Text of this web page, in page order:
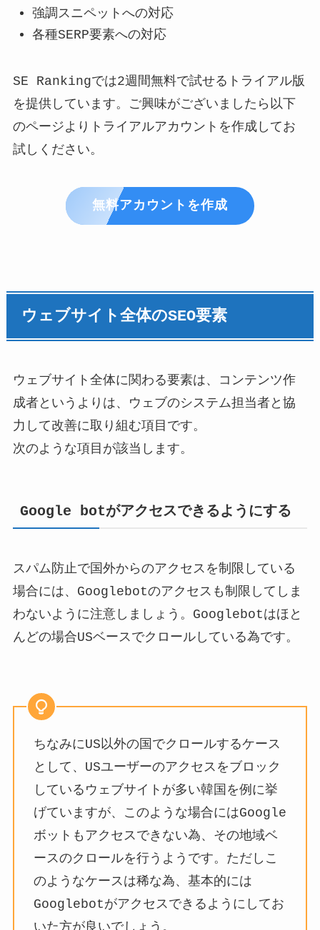
強調スニペットへの対応
各種SERP要素への対応
SE Rankingでは2週間無料で試せるトライアル版
を提供しています。ご興味がございましたら以下
のページよりトライアルアカウントを作成してお
試しください。
無料アカウントを作成
ウェブサイト全体のSEO要素
ウェブサイト全体に関わる要素は、コンテンツ作
成者というよりは、ウェブのシステム担当者と協
力して改善に取り組む項目です。
次のような項目が該当します。
Google botがアクセスできるようにする
スパム防止で国外からのアクセスを制限している
場合には、Googlebotのアクセスも制限してしま
わないように注意しましょう。Googlebotはほと
んどの場合USベースでクロールしている為です。
ちなみにUS以外の国でクロールするケース
として、USユーザーのアクセスをブロック
しているウェブサイトが多い韓国を例に挙
げていますが、このような場合にはGoogle
ボットもアクセスできない為、その地域ベ
ースのクロールを行うようです。ただしこ
のようなケースは稀な為、基本的には
Googlebotがアクセスできるようにしてお
いた方が良いでしょう。